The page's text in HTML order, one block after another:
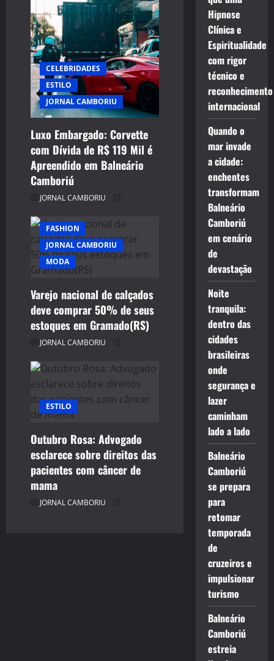
i
g
a
t
i
o
n
CELEBRIDADES
ESTILO
JORNAL CAMBORIU
Luxo Embargado: Corvette
com Dívida de R$ 119 Mil é
Apreendido em Balneário
Camboriú
JORNAL CAMBORIU
FASHION
JORNAL CAMBORIU
MODA
Varejo nacional de calçados
deve comprar 50% de seus
estoques em Gramado(RS)
JORNAL CAMBORIU
ESTILO
Outubro Rosa: Advogado
esclarece sobre direitos das
pacientes com câncer de
mama
JORNAL CAMBORIU
Hipnose
Clínica e
Espiritualidade
com rigor
técnico e
reconhecimento
internacional
Quando o
mar invade
a cidade:
enchentes
transformam
Balneário
Camboriú
em cenário
de
devastação
Noite
tranquila:
dentro das
cidades
brasileiras
onde
segurança e
lazer
caminham
lado a lado
Balneário
Camboriú
se prepara
para
retomar
temporada
de
cruzeiros e
impulsionar
turismo
Balneário
Camboriú
estreia